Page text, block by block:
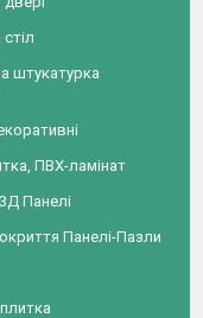
штукатурка
ПВХ-ламінат
Панелі
Панелі-Пазли